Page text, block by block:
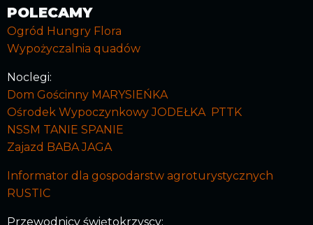
POLECAMY
Ogród Hungry Flora
Wypożyczalnia quadów
Noclegi:
Dom Gościnny MARYSIEŃKA
Ośrodek Wypoczynkowy JODEŁKA PTTK
NSSM TANIE SPANIE
Zajazd BABA JAGA
Informator dla gospodarstw agroturystycznych
RUSTIC
Przewodnicy świętokrzyscy: